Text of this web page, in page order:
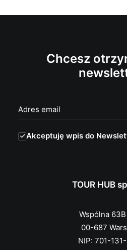
Chcesz
Akceptuję wpis do
TOUR HUB
Wspólna
00-687
NIP: 701-